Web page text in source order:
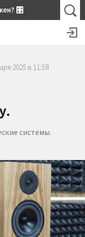
🎛
2025 в 11:58
системы.